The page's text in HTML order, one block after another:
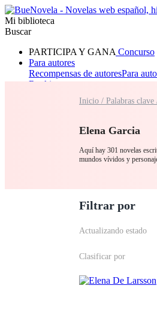
Mi biblioteca
Buscar
PARTICIPA Y GANA Concurso
Para autores
Recompensas de autoresPara
Ranking
RomanceHombre lobo
Inicio / Palabras clave
Elena Garcia
Aquí hay 301 novelas
mundos vívidos y
Filtrar por
Actualizando estado
Clasificar por